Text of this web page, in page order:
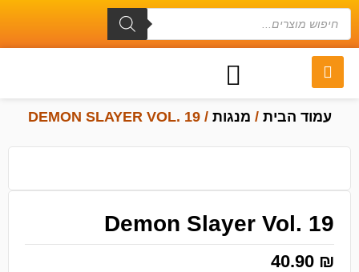
עמוד הבית / מנגות / DEMON SLAYER VOL. 19
Demon Slayer Vol. 19
40.90 ₪